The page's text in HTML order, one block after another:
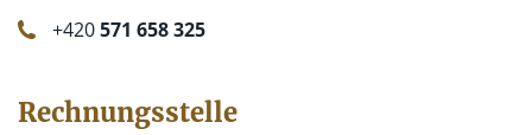
+420571 658 325
Rechnungsstelle